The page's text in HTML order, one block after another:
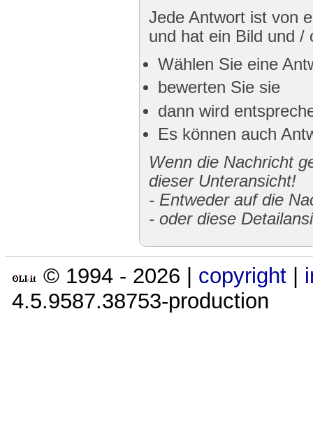
Jede Antwort ist von
und hat ein Bild und /
Wählen Sie eine
bewerten Sie sie
dann wird
Es können auch
Wenn die Nachricht
dieser Unteransicht!
- Entweder auf die
- oder diese
© 1994 - 2026 copyright
4.5.9587.38753-production